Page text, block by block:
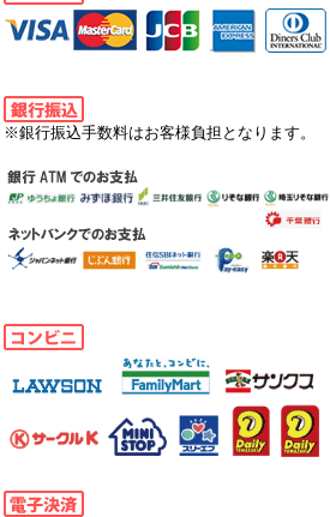
※銀行振込手数料はお客様負担となります。